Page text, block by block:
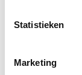
Statistieken
Marketing
Garantie,
Ich habe ein